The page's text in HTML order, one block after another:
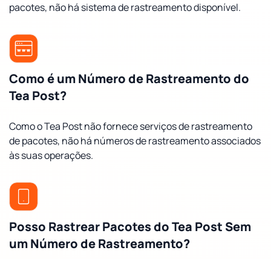
pacotes, não há sistema de rastreamento disponível.
Como é um Número de Rastreamento do
Tea Post?
Como o Tea Post não fornece serviços de rastreamento
de pacotes, não há números de rastreamento associados
às suas operações.
Posso Rastrear Pacotes do Tea Post Sem
um Número de Rastreamento?